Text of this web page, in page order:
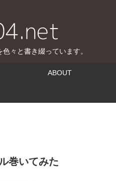
々と書き綴っています。
ABOUT
巻いてみた